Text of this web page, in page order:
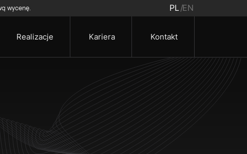
wycenę. PL EN
Realizacje Kariera Kontakt